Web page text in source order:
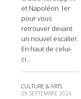
et Napoléon 1er
pour vous
retrouver devant
un nouvel escalier.
En haut de celui-
ci...
CULTURE & ARTS
29 SEPTEMBRE 2024